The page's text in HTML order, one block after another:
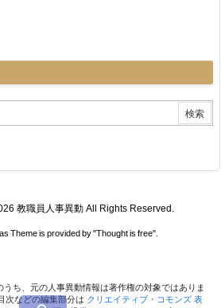
教職員人事異動All Rights Reserved.
Theme is provided by "Thought is free".
ち、元の人事異動情報は著作権の対象ではありま
次などの編集部分は クリエイティブ・コモンズ 表